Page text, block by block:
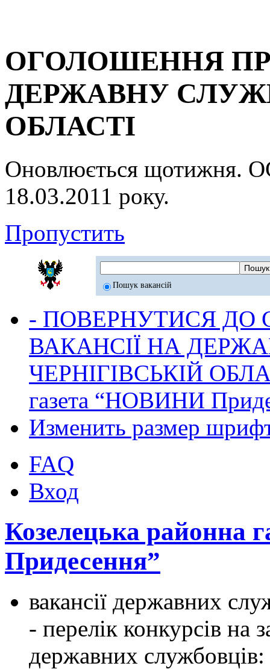
ОГОЛОШЕННЯ
ДЕРЖАВНУ
ОБЛАСТІ
Оновлюється
18.03.2011 року.
Пропустить
Пошук вакансій
- ПОВЕРНУТИСЯ ДО
ВАКАНСІЇ НА
ЧЕРНІГІВСЬКІЙ
газета “НОВИНИ
Изменить размер
FAQ
Вход
Козелецька районна
Придесення”
вакансії державних
- перелік конкурсів на
державних службовців: